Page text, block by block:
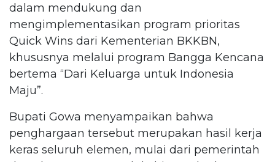
dalam mendukung dan
mengimplementasikan program prioritas
Quick Wins dari Kementerian BKKBN,
khususnya melalui program Bangga Kencana
bertema “Dari Keluarga untuk Indonesia
Maju”.
Bupati Gowa menyampaikan bahwa
penghargaan tersebut merupakan hasil kerja
keras seluruh elemen, mulai dari pemerintah